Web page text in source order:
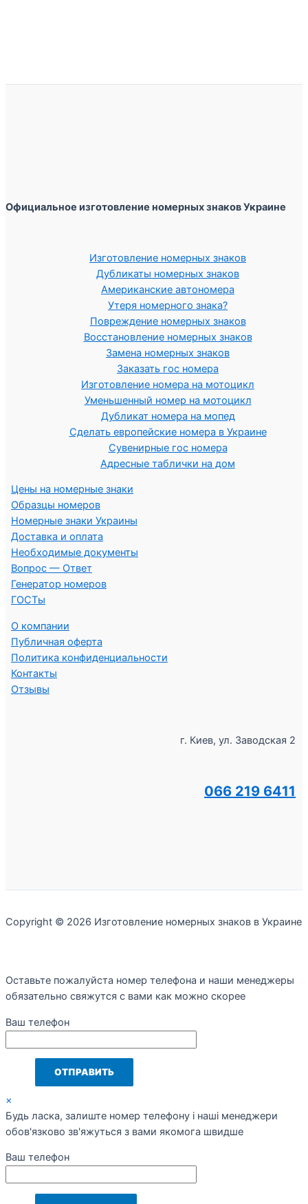
Официальное изготовление номерных знаков Украине
Изготовление номерных знаков
Дубликаты номерных знаков
Американские автономера
Утеря номерного знака?
Повреждение номерных знаков
Восстановление номерных знаков
Замена номерных знаков
Заказать гос номера
Изготовление номера на мотоцикл
Уменьшенный номер на мотоцикл
Дубликат номера на мопед
Сделать европейские номера в Украине
Сувенирные гос номера
Адресные таблички на дом
Цены на номерные знаки
Образцы номеров
Номерные знаки Украины
Доставка и оплата
Необходимые документы
Вопрос — Ответ
Генератор номеров
ГОСТы
О компании
Публичная оферта
Политика конфиденциальности
Контакты
Отзывы
г. Киев, ул. Заводская 2
066 219 6411
Copyright © 2026 Изготовление номерных знаков в Украине
Оставьте пожалуйста номер телефона и наши менеджеры
обязательно свяжутся с вами как можно скорее
Ваш телефон
×
Будь ласка, залиште номер телефону і наші менеджери
обов'язково зв'яжуться з вами якомога швидше
Ваш телефон